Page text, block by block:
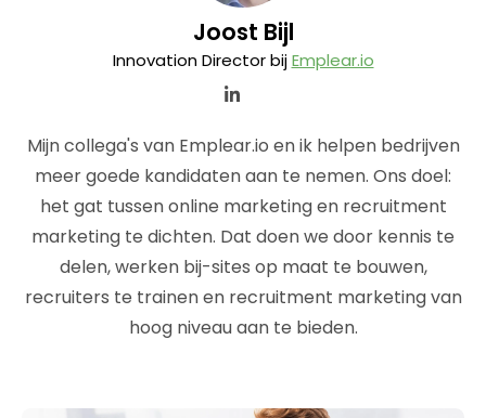
Joost Bijl
Innovation Director bijEmplear.io
Mijn collega's van Emplear.io en ik helpen bedrijven
meer goede kandidaten aan te nemen. Ons doel:
het gat tussen online marketing en recruitment
marketing te dichten. Dat doen we door kennis te
delen, werken bij-sites op maat te bouwen,
recruiters te trainen en recruitment marketing van
hoog niveau aan te bieden.